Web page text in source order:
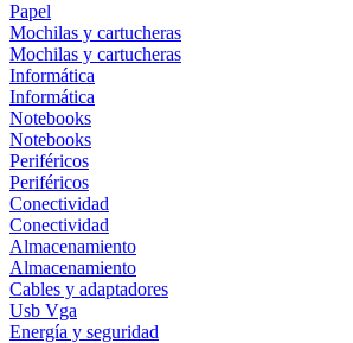
Papel
Mochilas y cartucheras
Mochilas y cartucheras
Informática
Informática
Notebooks
Notebooks
Periféricos
Periféricos
Conectividad
Conectividad
Almacenamiento
Almacenamiento
Cables y adaptadores
Usb Vga
Energía y seguridad